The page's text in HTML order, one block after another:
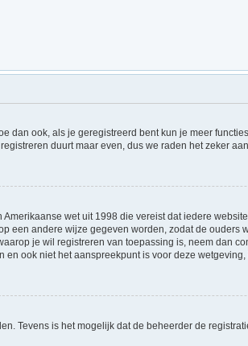
dan ook, als je geregistreerd bent kun je meer
duurt maar even, dus we raden het zeker
wet uit 1998 die vereist dat iedere
een andere wijze gegeven worden, zodat de ouders
je wil registreren van toepassing is, neem dan
ook niet het aanspreekpunt is voor deze
Tevens is het mogelijk dat de beheerder de